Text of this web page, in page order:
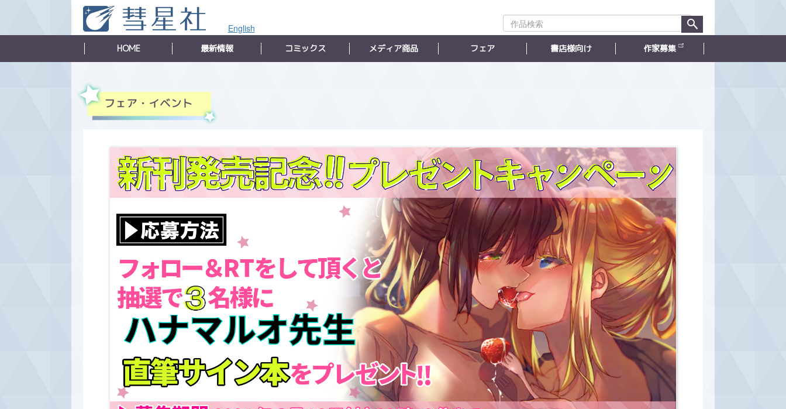
English
作
品
HOME 最新情報 コミックス メディア商品 フェア 書店様向け 作家募集